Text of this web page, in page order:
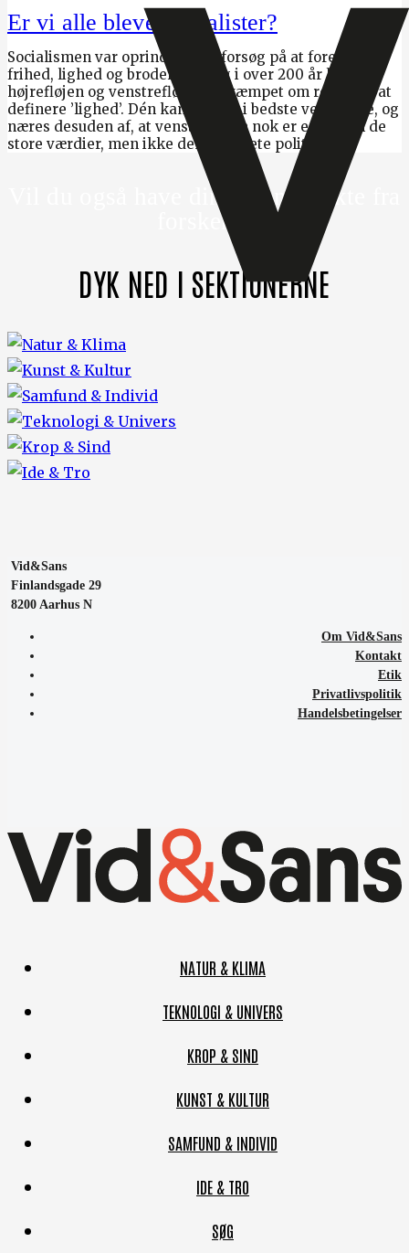
Er vi alle blevet socialister?
Socialismen var oprindeligt et forsøg på at forene
frihed, lighed og broderskab, og i over 200 år har
højrefløjen og venstrefløjen nu kæmpet om retten til at
definere ’lighed’. Dén kamp lever i bedste velgående, og
næres desuden af, at venstrefløjen nok er enige om de
store værdier, men ikke den konkrete politik.
Vil du også have din viden direkte fra
forskere?
DYK NED I SEKTIONERNE
Vid&Sans
Finlandsgade 29
8200 Aarhus N
Om Vid&Sans
Kontakt
Etik
Privatlivspolitik
Handelsbetingelser
NATUR & KLIMA
TEKNOLOGI & UNIVERS
KROP & SIND
KUNST & KULTUR
SAMFUND & INDIVID
IDE & TRO
SØG